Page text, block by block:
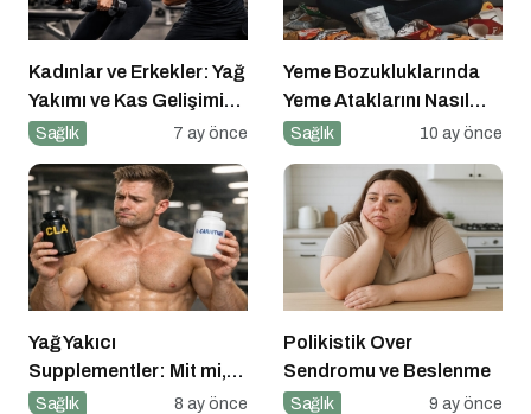
Kadınlar ve Erkekler: Yağ
Yakımı ve Kas Gelişimi
Arasındaki Farklar
Sağlık 7 ay önce
Yeme Bozukluklarında
Yeme Ataklarını Nasıl
Engellerim?
Sağlık 10 ay önce
Yağ Yakıcı
Supplementler: Mit mi,
Gerçek mi?
Sağlık 8 ay önce
Polikistik Over
Sendromu ve Beslenme
Sağlık 9 ay önce